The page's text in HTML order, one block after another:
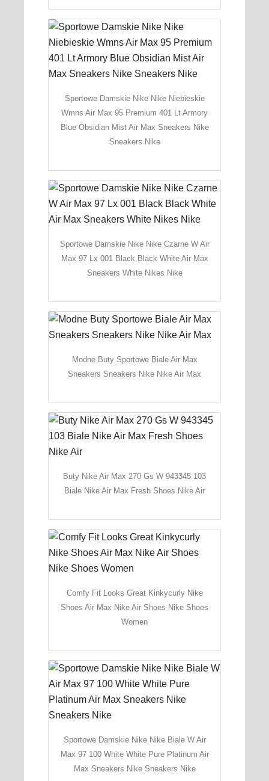
Sportowe Damskie Nike Nike Niebieskie
Wmns Air Max 95 Premium 401 Lt Armory
Blue Obsidian Mist Air Max Sneakers Nike
Sneakers Nike
Sportowe Damskie Nike Nike Czarne W Air
Max 97 Lx 001 Black Black White Air Max
Sneakers White Nikes Nike
Modne Buty Sportowe Biale Air Max
Sneakers Sneakers Nike Nike Air Max
Buty Nike Air Max 270 Gs W 943345 103
Biale Nike Air Max Fresh Shoes Nike Air
Comfy Fit Looks Great Kinkycurly Nike
Shoes Air Max Nike Air Shoes Nike Shoes
Women
Sportowe Damskie Nike Nike Biale W Air
Max 97 100 White White Pure Platinum Air
Max Sneakers Nike Sneakers Nike